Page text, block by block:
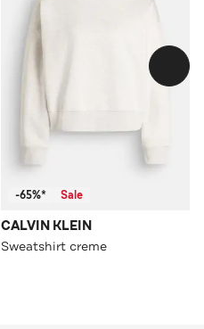
-65%* Sale
CALVIN KLEIN
Sweatshirt creme